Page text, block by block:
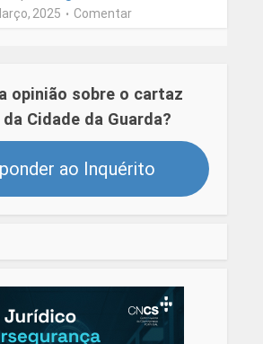
2025 Comentar
opinião sobre o cartaz
Cidade da Guarda?
ao Inquérito